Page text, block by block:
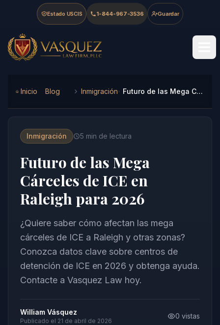
Skip to main content
Skip to navigation
Skip to footer
Estado USCIS 1-844-967-3536 Guardar
Vasquez Law Firm - Home
Inicio Blog Inmigración Futuro de las Mega Cárceles de ICE en Raleigh para 2026
Inmigración 5 min de lectura
Futuro de las Mega
Cárceles de ICE en
Raleigh para 2026
¿Quiere saber cómo afectan las mega
cárceles de ICE a Raleigh y otras zonas?
Conozca datos clave sobre centros de
detención de ICE en 2026 y obtenga ayuda.
Contacte a Vasquez Law hoy.
William Vásquez
Publicado el 21 de abril de 2026
0 vistas